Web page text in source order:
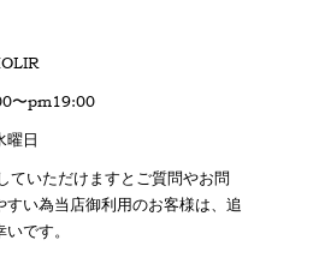
〜pm19:00
日
ていただけますとご質問やお問
すい為当店御利用のお客様は、追
です。